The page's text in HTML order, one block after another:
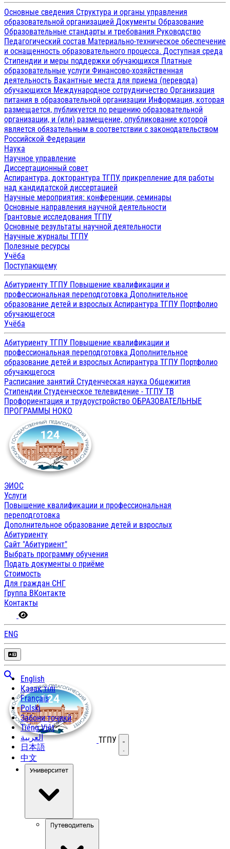
Основные сведения Структура и органы управления
образовательной организацией Документы Образование
Образовательные стандарты и требования Руководство
Педагогический состав Материально-техническое обеспечение
и оснащенность образовательного процесса. Доступная среда
Стипендии и меры поддержки обучающихся Платные
образовательные услуги Финансово-хозяйственная
деятельность Вакантные места для приема (перевода)
обучающихся Международное сотрудничество Организация
питания в образовательной организации Информация, которая
размещается, публикуется по решению образовательной
организации, и (или) размещение, опубликование которой
является обязательным в соответствии с законодательством
Российской Федерации
Наука
Научное управление
Диссертационный совет
Аспирантура, докторантура ТГПУ, прикрепление для работы
над кандидатской диссертацией
Научные мероприятия: конференции, семинары
Основные направления научной деятельности
Грантовые исследования ТГПУ
Основные результаты научной деятельности
Научные журналы ТГПУ
Полезные ресурсы
Учёба
Поступающему
Абитуриенту ТГПУ Повышение квалификации и
профессиональная переподготовка Дополнительное
образование детей и взрослых Аспирантура ТГПУ Портфолио
обучающегося
Учёба
Абитуриенту ТГПУ Повышение квалификации и
профессиональная переподготовка Дополнительное
образование детей и взрослых Аспирантура ТГПУ Портфолио
обучающегося
Расписание занятий Студенческая наука Общежития
Стипендии Студенческое телевидение - ТГПУ ТВ
Профориентация и трудоустройство ОБРАЗОВАТЕЛЬНЫЕ
ПРОГРАММЫ НОКО
ЭИОС
Услуги
Повышение квалификации и профессиональная
переподготовка
Дополнительное образование детей и взрослых
Абитуриенту
Сайт "Абитуриент"
Выбрать программу обучения
Подать документы о приёме
Стоимость
Для граждан СНГ
Группа ВКонтакте
Контакты
ENG
English
Қазақ тілі
Français
Polski
Забони тоҷикӣ
Tiếng Việt
العربية
日本語
中文
ТГПУ Открыть меню
Университет
Путеводитель